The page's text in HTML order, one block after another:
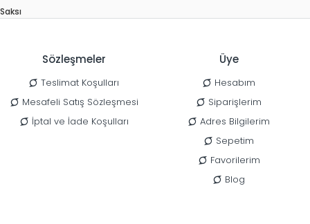
Saksı
Sözleşmeler
Teslimat Koşulları
Mesafeli Satış Sözleşmesi
İptal ve İade Koşulları
Üye
Hesabım
Siparişlerim
Adres Bilgilerim
Sepetim
Favorilerim
Blog